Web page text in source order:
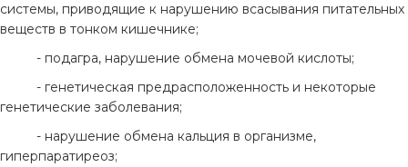
системы, приводящие к нарушению всасывания питательных
веществ в тонком кишечнике;
- подагра, нарушение обмена мочевой кислоты;
- генетическая предрасположенность и некоторые
генетические заболевания;
- нарушение обмена кальция в организме,
гиперпаратиреоз;